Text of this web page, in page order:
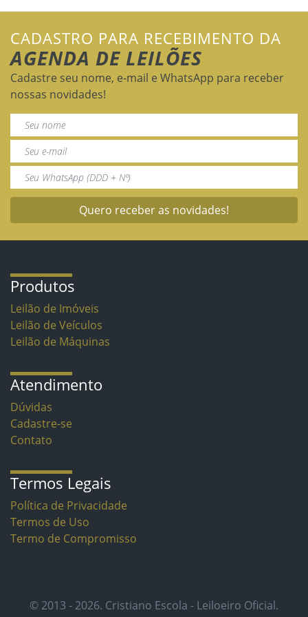
CADASTRO PARA RECEBIMENTO DA
AGENDA DE LEILÕES
Cadastre seu nome, e-mail e WhatsApp para receber
nossas novidades!
Quero receber as novidades!
Produtos
Leilão de Imóveis
Leilão de Veículos
Leilão de Máquinas
Atendimento
Dúvidas
Cadastre-se
Contato
Termos Legais
Política de Privacidade
Termos de Uso
Termo de Compromisso
© 2013 - 2026. Cristiano Escola - Leiloeiro Oficial.